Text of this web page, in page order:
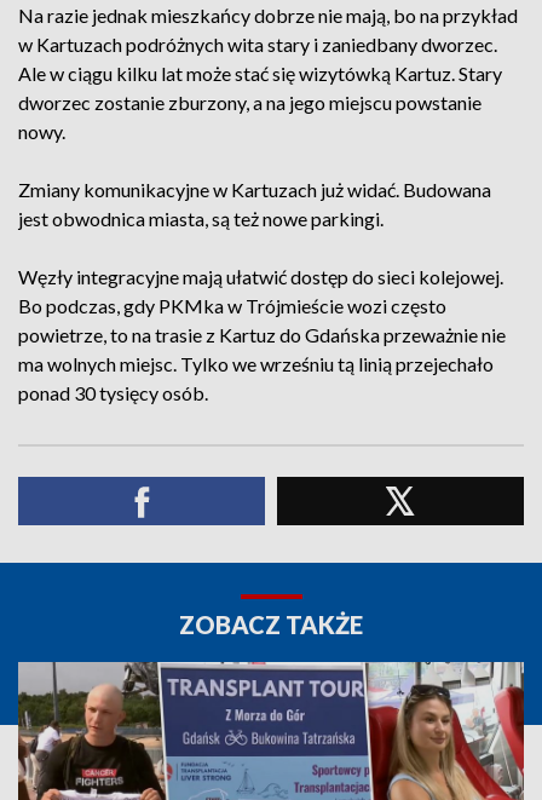
Na razie jednak mieszkańcy dobrze nie mają, bo na przykład
w Kartuzach podróżnych wita stary i zaniedbany dworzec.
Ale w ciągu kilku lat może stać się wizytówką Kartuz. Stary
dworzec zostanie zburzony, a na jego miejscu powstanie
nowy.
Zmiany komunikacyjne w Kartuzach już widać. Budowana
jest obwodnica miasta, są też nowe parkingi.
Węzły integracyjne mają ułatwić dostęp do sieci kolejowej.
Bo podczas, gdy PKMka w Trójmieście wozi często
powietrze, to na trasie z Kartuz do Gdańska przeważnie nie
ma wolnych miejsc. Tylko we wrześniu tą linią przejechało
ponad 30 tysięcy osób.
ZOBACZ TAKŻE